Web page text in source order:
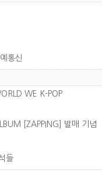
통신
WE K-POP
[ZAPPING] 발매 기념
들